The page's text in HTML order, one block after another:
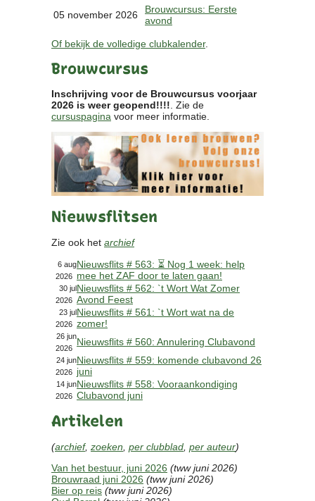
05 november 2026
Brouwcursus: Eerste
avond
Of bekijk de volledige clubkalender.
Brouwcursus
Inschrijving voor de Brouwcursus voorjaar
2026 is weer geopend!!!!. Zie de
cursuspagina voor meer informatie.
Nieuwsflitsen
Zie ook het archief
6 aug
2026
Nieuwsflits # 563: ⏳ Nog 1 week: help
mee het ZAF door te laten gaan!
30 jul
2026
Nieuwsflits # 562: `t Wort Wat Zomer
Avond Feest
23 jul
2026
Nieuwsflits # 561: `t Wort wat na de
zomer!
26 jun
2026
Nieuwsflits # 560: Annulering Clubavond
24 jun
2026
Nieuwsflits # 559: komende clubavond 26
juni
14 jun
2026
Nieuwsflits # 558: Vooraankondiging
Clubavond juni
Artikelen
(archief, zoeken per clubblad per auteur)
Van het bestuur, juni 2026 (tww juni 2026)
Brouwraad juni 2026 (tww juni 2026)
Bier op reis (tww juni 2026)
Wedstrijduitslagen
Bijzondere Leden
- Professioneel
- Biersommeliers
Recepten
Recepten
Zoeken
Bericht
Lid worden
Brouwcursus
Artikelen
Foto's
Links
Nieuwsflitsen
Video
Inloggen